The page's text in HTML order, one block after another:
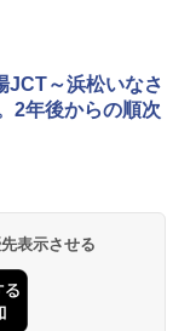
リア 2026～2027 地
ましテレビで紹介》
幅200 2-3人用 43
ョン 山善] 傘みたいに
テント ブラックコ
ズ メッシュ 3-4人用
クマ対策スプレー 30
（連続噴射15
ック搭載 携帯収納袋
対策 自治体・教育機
ロ ドーム 1 EX BDK
JCT～浜松いなさ
2年後からの順次
表示させる